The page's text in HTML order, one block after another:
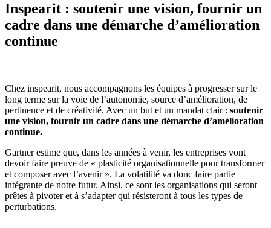
Inspearit : soutenir une vision, fournir un
cadre dans une démarche d’amélioration
continue
Chez inspearit, nous accompagnons les équipes à progresser sur le
long terme sur la voie de l’autonomie, source d’amélioration, de
pertinence et de créativité. Avec un but et un mandat clair : soutenir
une vision, fournir un cadre dans une démarche d’amélioration
continue.
Gartner estime que, dans les années à venir, les entreprises vont
devoir faire preuve de « plasticité organisationnelle pour transformer
et composer avec l’avenir ». La volatilité va donc faire partie
intégrante de notre futur. Ainsi, ce sont les organisations qui seront
prêtes à pivoter et à s’adapter qui résisteront à tous les types de
perturbations.